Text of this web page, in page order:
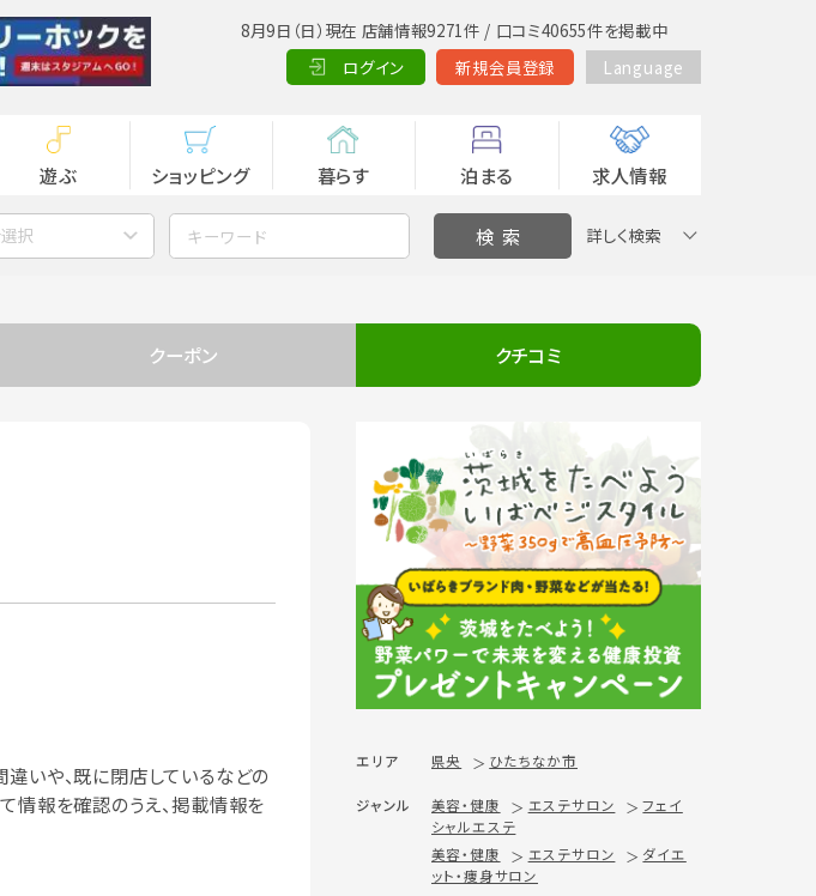
8月9日（日）現在 店舗情報9271件 / 口コミ40655件を掲載中
ログイン
新規会員登録 Language
遊ぶ ショッピング 暮らす 泊まる 求人情報
択 詳しく検索
クーポン クチコミ
いや、既に閉店しているなどの
情報を確認のうえ、掲載情報を
エリア 県央 ひたちなか市
ジャンル 美容・健康 エステサロン
フェイ
シャルエステ
美容・健康
エステサロン
ダイエ
ット・痩身サロン